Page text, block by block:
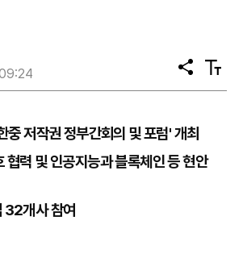
공
유
텍
스
저작권 정부간회의 및 포럼' 개최
협력 및 인공지능과 블록체인 등 현안
32개사 참여